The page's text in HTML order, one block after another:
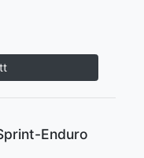
Enduro